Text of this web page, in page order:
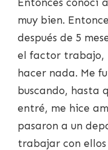
muy bien.
después de 5
el factor trabajo,
hacer nada. Me
buscando, hasta
entré, me hice
pasaron a un
trabajar con